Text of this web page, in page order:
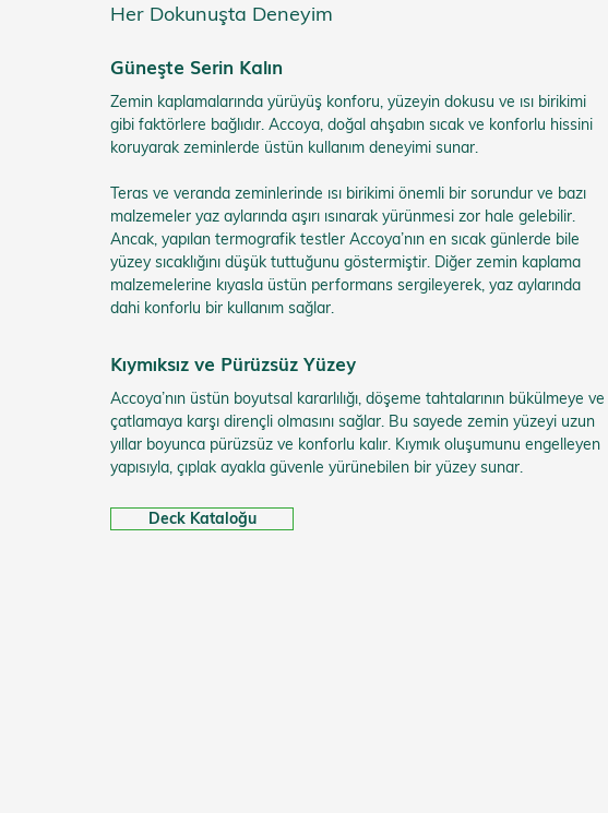
Her Dokunuşta Deneyim
Güneşte Serin Kalın
Zemin kaplamalarında yürüyüş konforu, yüzeyin dokusu ve ısı birikimi
gibi faktörlere bağlıdır. Accoya, doğal ahşabın sıcak ve konforlu hissini
koruyarak zeminlerde üstün kullanım deneyimi sunar.
Teras ve veranda zeminlerinde ısı birikimi önemli bir sorundur ve bazı
malzemeler yaz aylarında aşırı ısınarak yürünmesi zor hale gelebilir.
Ancak, yapılan termografik testler Accoya’nın en sıcak günlerde bile
yüzey sıcaklığını düşük tuttuğunu göstermiştir. Diğer zemin kaplama
malzemelerine kıyasla üstün performans sergileyerek, yaz aylarında
dahi konforlu bir kullanım sağlar.
Kıymıksız ve Pürüzsüz Yüzey
Accoya’nın üstün boyutsal kararlılığı, döşeme tahtalarının bükülmeye ve
çatlamaya karşı dirençli olmasını sağlar. Bu sayede zemin yüzeyi uzun
yıllar boyunca pürüzsüz ve konforlu kalır. Kıymık oluşumunu engelleyen
yapısıyla, çıplak ayakla güvenle yürünebilen bir yüzey sunar.
Deck Kataloğu